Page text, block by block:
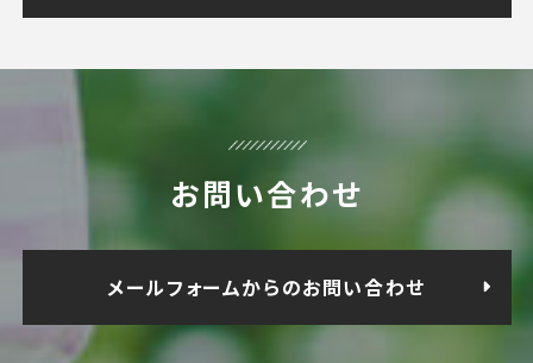
お問い合わせ
メールフォームからのお問い合わせ